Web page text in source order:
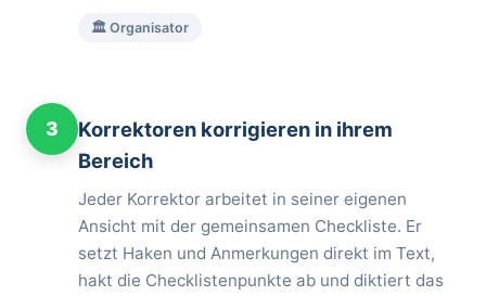
🏛️ Organisator
3
Korrektoren korrigieren in ihrem
Bereich
Jeder Korrektor arbeitet in seiner eigenen
Ansicht mit der gemeinsamen Checkliste. Er
setzt Haken und Anmerkungen direkt im Text,
hakt die Checklistenpunkte ab und diktiert das